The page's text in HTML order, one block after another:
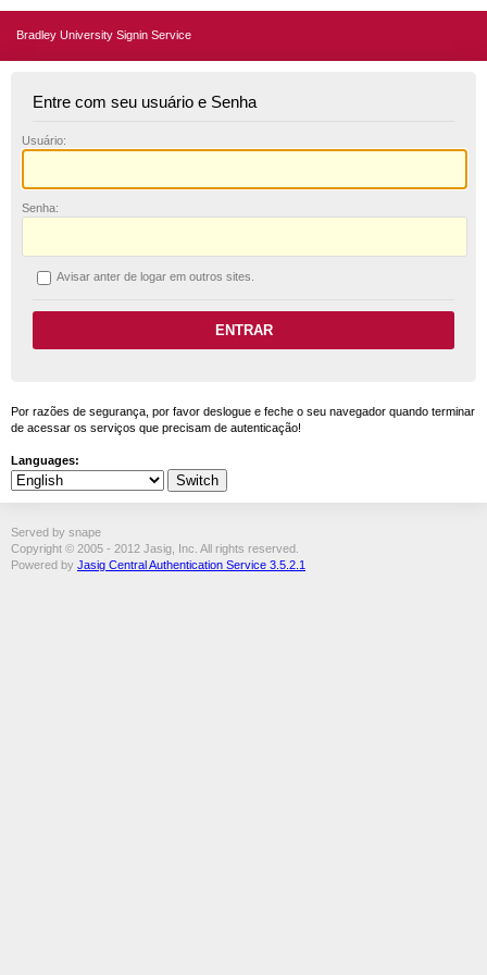
Bradley University Signin Service
Entre com seu usuário e Senha
Usuário:
Senha:
Avisar anter de logar em outros sites.
Por razões de segurança, por favor deslogue e feche o seu navegador quando terminar
de acessar os serviços que precisam de autenticação!
Languages:
Served by snape
Copyright © 2005 - 2012 Jasig, Inc. All rights reserved.
Powered by Jasig Central Authentication Service 3.5.2.1